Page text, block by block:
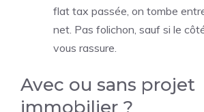
flat tax passée, on tombe
net. Pas folichon, sauf si le
vous rassure.
Avec ou sans projet
immobilier ?